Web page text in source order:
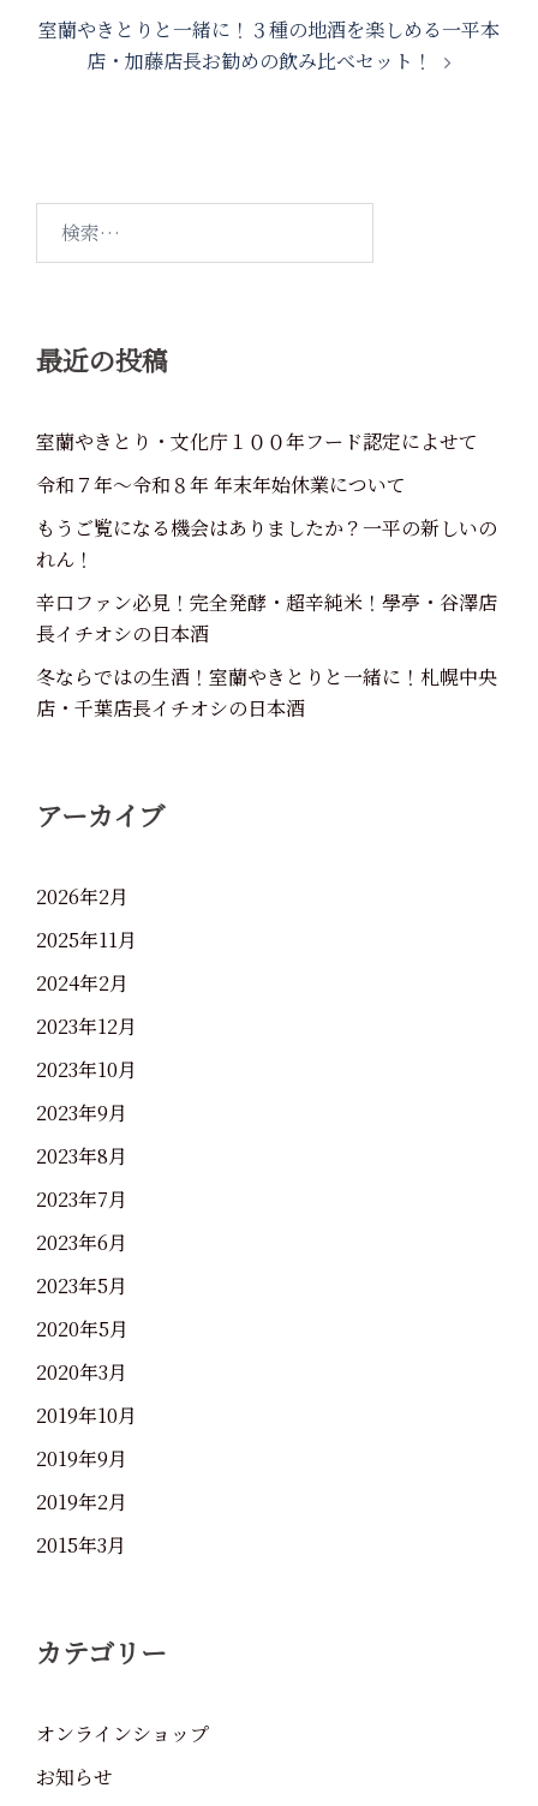
ゲ
室蘭やきとりと一緒に！３種の地酒を楽しめる一平本
店・加藤店長お勧めの飲み比べセット！
最近の投稿
室蘭やきとり・文化庁１００年フード認定によせて
令和７年～令和８年 年末年始休業について
もうご覧になる機会はありましたか？一平の新しいの
れん！
辛口ファン必見！完全発酵・超辛純米！學亭・谷澤店
長イチオシの日本酒
冬ならではの生酒！室蘭やきとりと一緒に！札幌中央
店・千葉店長イチオシの日本酒
アーカイブ
2026年2月
2025年11月
2024年2月
2023年12月
2023年10月
2023年9月
2023年8月
2023年7月
2023年6月
2023年5月
2020年5月
2020年3月
2019年10月
2019年9月
2019年2月
2015年3月
カテゴリー
オンラインショップ
お知らせ